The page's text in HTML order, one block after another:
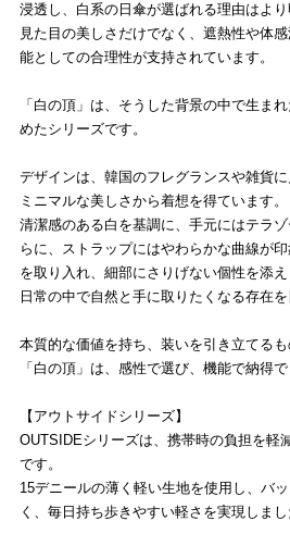
浸透し、白系の日傘が選ばれる理由はより
見た目の美しさだけでなく、遮熱性や体
能としての合理性が支持されています。
「白の頂」は、そうした背景の中で生ま
めたシリーズです。
デザインは、韓国のフレグランスや雑貨
ミニマルな美しさから着想を得ています。
清潔感のある白を基調に、手元にはテラ
らに、ストラップにはやわらかな曲線が
を取り入れ、細部にさりげない個性を添え
日常の中で自然と手に取りたくなる存在を
本質的な価値を持ち、装いを引き立てるも
「白の頂」は、感性で選び、機能で納得で
【アウトサイドシリーズ】
OUTSIDEシリーズは、携帯時の負担を軽
です。
15デニールの薄く軽い生地を使用し、バ
く、毎日持ち歩きやすい軽さを実現しまし